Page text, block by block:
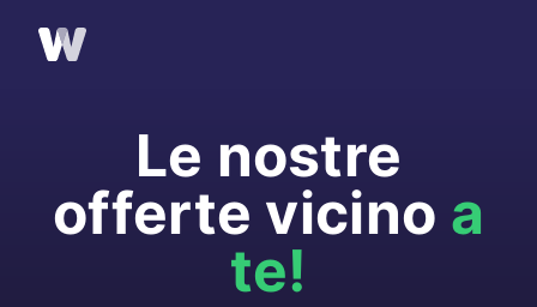
Le nostre
offerte vicino a
te!